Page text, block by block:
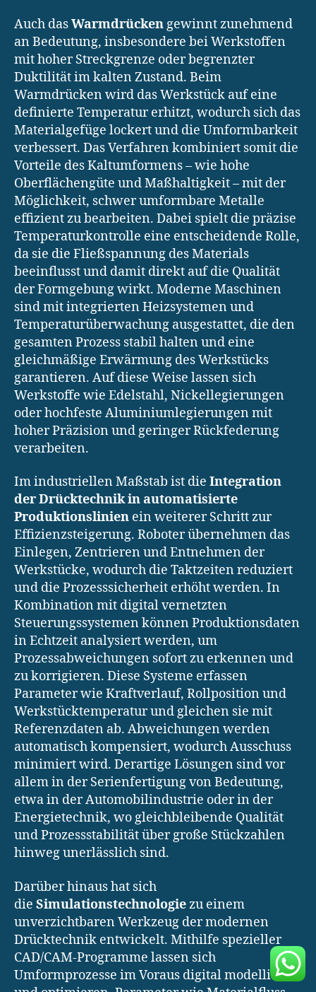
Auch dasWarmdrückengewinnt zunehmend
an Bedeutung, insbesondere bei Werkstoffen
mit hoher Streckgrenze oder begrenzter
Duktilität im kalten Zustand. Beim
Warmdrücken wird das Werkstück auf eine
definierte Temperatur erhitzt, wodurch sich das
Materialgefüge lockert und die Umformbarkeit
verbessert. Das Verfahren kombiniert somit die
Vorteile des Kaltumformens – wie hohe
Oberflächengüte und Maßhaltigkeit – mit der
Möglichkeit, schwer umformbare Metalle
effizient zu bearbeiten. Dabei spielt die präzise
Temperaturkontrolle eine entscheidende Rolle,
da sie die Fließspannung des Materials
beeinflusst und damit direkt auf die Qualität
der Formgebung wirkt. Moderne Maschinen
sind mit integrierten Heizsystemen und
Temperaturüberwachung ausgestattet, die den
gesamten Prozess stabil halten und eine
gleichmäßige Erwärmung des Werkstücks
garantieren. Auf diese Weise lassen sich
Werkstoffe wie Edelstahl, Nickellegierungen
oder hochfeste Aluminiumlegierungen mit
hoher Präzision und geringer Rückfederung
verarbeiten.
Im industriellen Maßstab ist die Integration
der Drücktechnik in automatisierte
Produktionslinien ein weiterer Schritt zur
Effizienzsteigerung. Roboter übernehmen das
Einlegen, Zentrieren und Entnehmen der
Werkstücke, wodurch die Taktzeiten reduziert
und die Prozesssicherheit erhöht werden. In
Kombination mit digital vernetzten
Steuerungssystemen können Produktionsdaten
in Echtzeit analysiert werden, um
Prozessabweichungen sofort zu erkennen und
zu korrigieren. Diese Systeme erfassen
Parameter wie Kraftverlauf, Rollposition und
Werkstücktemperatur und gleichen sie mit
Referenzdaten ab. Abweichungen werden
automatisch kompensiert, wodurch Ausschuss
minimiert wird. Derartige Lösungen sind vor
allem in der Serienfertigung von Bedeutung,
etwa in der Automobilindustrie oder in der
Energietechnik, wo gleichbleibende Qualität
und Prozessstabilität über große Stückzahlen
hinweg unerlässlich sind.
Darüber hinaus hat sich
die Simulationstechnologiezu einem
unverzichtbaren Werkzeug der modernen
Drücktechnik entwickelt. Mithilfe spezieller
CAD/CAM-Programme lassen sich
Umformprozesse im Voraus digital modellieren